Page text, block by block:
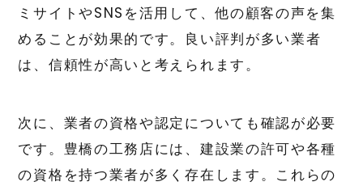
ミサイトやSNSを活用して、他の顧客の声を集
めることが効果的です。良い評判が多い業者
は、信頼性が高いと考えられます。
次に、業者の資格や認定についても確認が必要
です。豊橋の工務店には、建設業の許可や各種
の資格を持つ業者が多く存在します。これらの